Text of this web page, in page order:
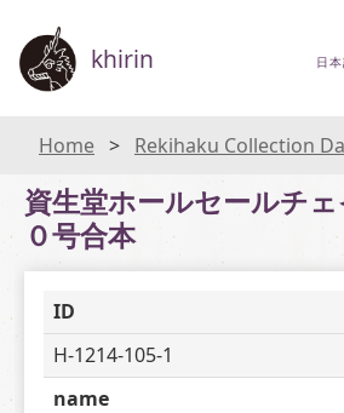
khirin 日
Home Rekihaku Collection Database (Collections Database of
資生堂ホールセールチ
０号合本
ID
H-1214-105-1
name